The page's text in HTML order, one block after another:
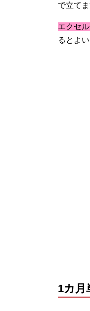
で立てま
エクセ
るとよ
1カ月